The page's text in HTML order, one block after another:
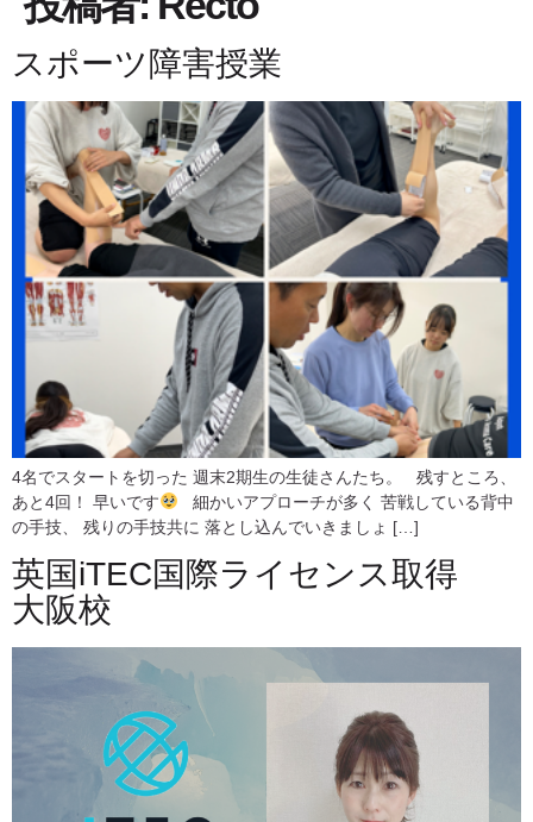
スポーツ障害授業
4名でスタートを切った 週末2期生の生徒さんたち。 残すところ、
あと4回！ 早いです
細かいアプローチが多く 苦戦している背中
の手技、 残りの手技共に 落とし込んでいきましょ […]
英国iTEC国際ライセンス取得
大阪校